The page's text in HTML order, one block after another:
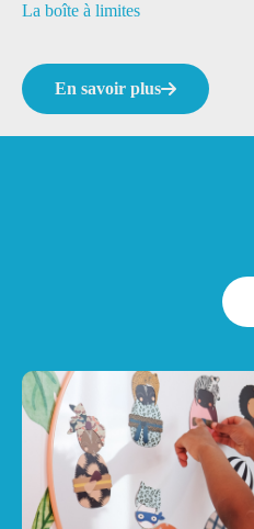
La boîte à limites
En savoir plus